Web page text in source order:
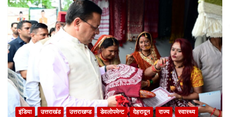
इंडिया उत्तराखंड उत्तराखण्ड डेवलोपमेन्ट देहरादून राज्य स्वास्थ्य